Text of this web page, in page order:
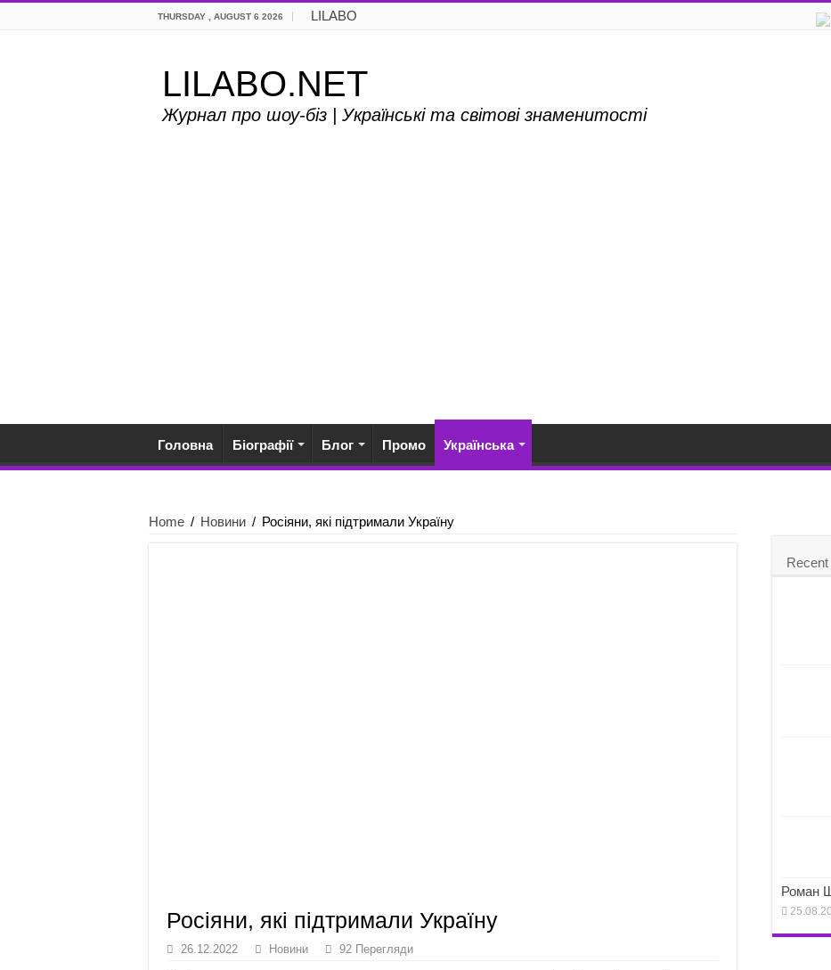
THURSDAY , AUGUST 6 2026 LILABO
LILABO.NET
Журнал про шоу-біз | Українські та світові знаменитості
Головна Біографії Блог Промо Українська
Home / Новини / Росіяни, які підтримали Україну
Росіяни, які підтримали Україну
26.12.2022 Новини 92 Перегляди
Recent
Роман